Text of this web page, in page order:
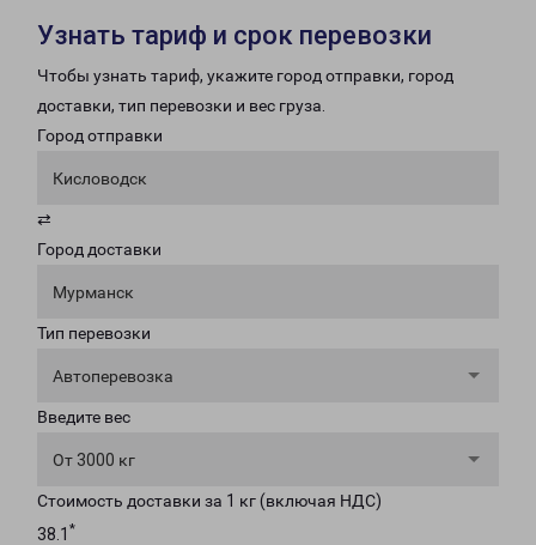
Узнать тариф и срок перевозки
Чтобы узнать тариф, укажите город отправки, город
доставки, тип перевозки и вес груза.
Город отправки
Кисловодск
⇄
Город доставки
Мурманск
Тип перевозки
Автоперевозка
Введите вес
От 3000 кг
Стоимость доставки за 1 кг (включая НДС)
38.1 *